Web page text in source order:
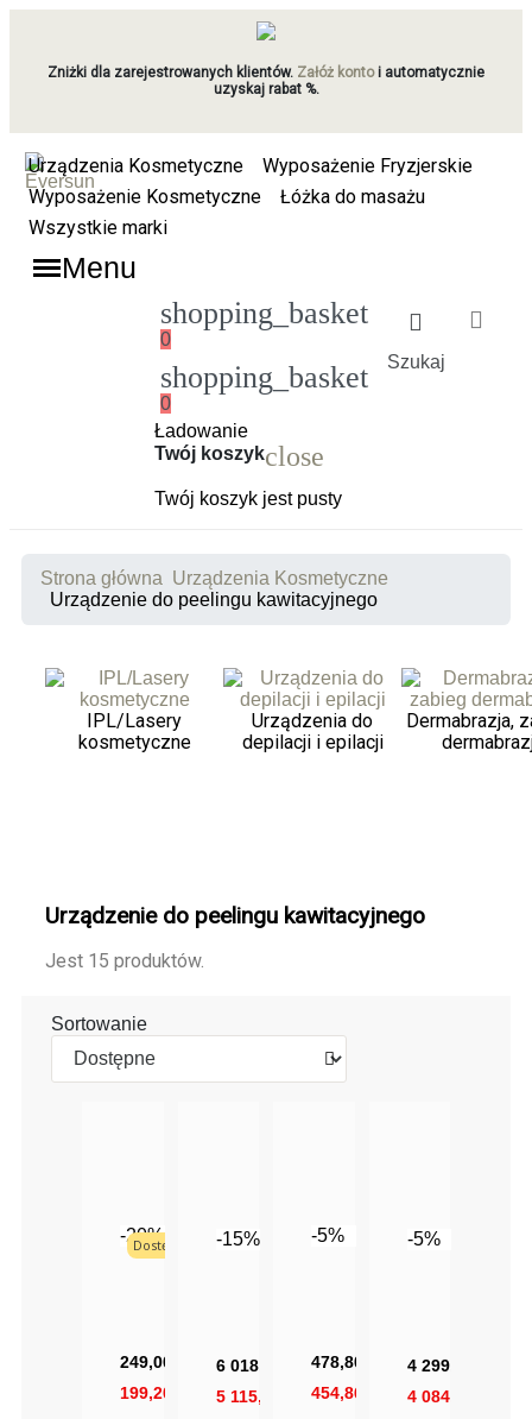
Zniżki dla zarejestrowanych klientów. Załóż kontoi automatycznie
uzyskaj rabat %.
Szukaj
shopping_basket
0
shopping_basket
0
Ładowanie
Twój koszykclose
Twój koszyk jest pusty
Urządzenia Kosmetyczne
Wyposażenie Fryzjerskie
Wyposażenie Kosmetyczne
Łóżka do masażu
Wszystkie marki
Menu
Strona główna Urządzenia Kosmetyczne
Urządzenie do peelingu kawitacyjnego
IPL/Lasery
kosmetyczne
Urządzenia do
depilacji i epilacji
Dermabrazja,
Urządzenie do peelingu kawitacyjnego
Jest 15 produktów.
Sortowanie
-20%
249,00 zł
199,20 zł
Dostępny w 24h-15%
6 018,00 zł
5 115,30 zł
-5%
478,80 zł
454,86 zł
-5%
4 299,99 zł
4 084,99 zł